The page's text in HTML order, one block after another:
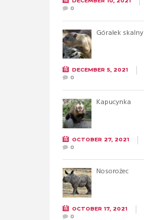
0
Góralek skalny
DECEMBER 5, 2021
0
Kapucynka
OCTOBER 27, 2021
0
Nosorożec
OCTOBER 17, 2021
0